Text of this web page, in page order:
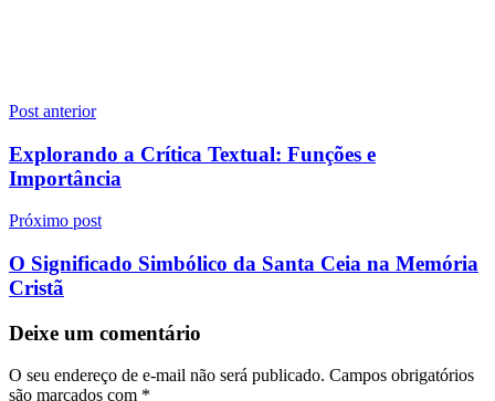
Navegação
de
Post
Post anterior
Explorando a Crítica Textual: Funções e
Importância
Próximo post
O Significado Simbólico da Santa Ceia na Memória
Cristã
Deixe um comentário
O seu endereço de e-mail não será publicado. Campos obrigatórios
são marcados com *